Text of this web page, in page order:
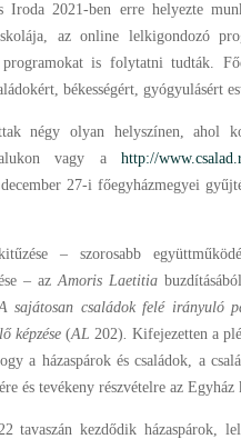
Iroda 2021-ben erre helyezte
az online lelkigondozó
programokat is folytatni tudták.
békességért, gyógyulásért
négy olyan helyszínen, ahol
vagy ahttp://
27-i főegyházmegyei
– szorosabb
– azAmoris Laetitia
családok felé irányuló
képzése (AL 202). Kifejezetten a
a házaspárok és családok, a
és tevékeny részvételre az Egyház
tavaszán kezdődik házaspárok,